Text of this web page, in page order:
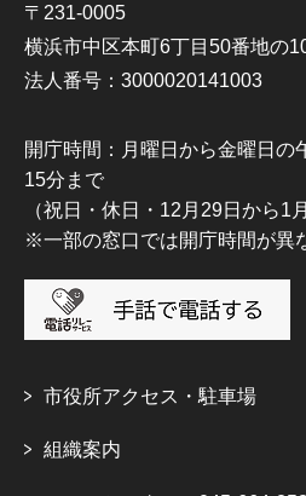
〒231-0005
横浜市中区本町6丁目50番地の
法人番号：3000020141003
開庁時間：月曜日から金曜日の
15分まで
（祝日・休日・12月29日から1
※一部の窓口では開庁時間が異
市役所アクセス・駐車場
組織案内